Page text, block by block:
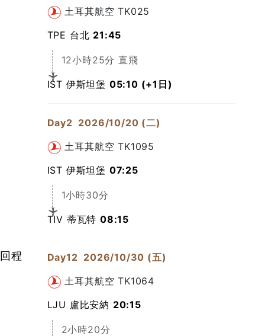
土耳其航空 TK025
TPE 台北 21:45
12小時25分 直飛
IST 伊斯坦堡 05:10 (+1日)
Day2 2026/10/20 (二)
土耳其航空 TK1095
IST 伊斯坦堡 07:25
1小時30分
TIV 蒂瓦特 08:15
回程 Day12 2026/10/30 (五)
土耳其航空 TK1064
LJU 盧比安納 20:15
2小時20分